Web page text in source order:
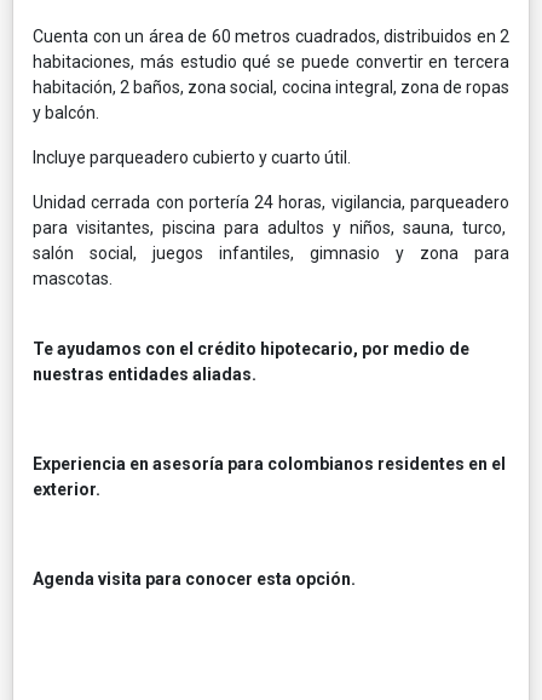
Cuenta con un área de 60 metros cuadrados, distribuidos en 2
habitaciones, más estudio qué se puede convertir en tercera
habitación, 2 baños, zona social, cocina integral, zona de ropas
y balcón.
Incluye parqueadero cubierto y cuarto útil.
Unidad cerrada con portería 24 horas, vigilancia, parqueadero
para visitantes, piscina para adultos y niños, sauna, turco,
salón social, juegos infantiles, gimnasio y zona para
mascotas.
Te ayudamos con el crédito hipotecario, por medio de
nuestras entidades aliadas.
Experiencia en asesoría para colombianos residentes en el
exterior.
Agenda visita para conocer esta opción.